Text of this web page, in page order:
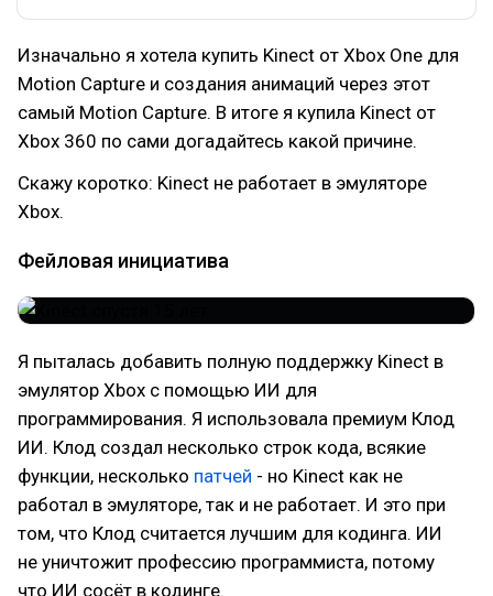
Изначально я хотела купить Kinect от Xbox One для
Motion Capture и создания анимаций через этот
самый Motion Capture. В итоге я купила Kinect от
Xbox 360 по сами догадайтесь какой причине.
Скажу коротко: Kinect не работает в эмуляторе
Xbox.
Фейловая инициатива
Я пыталась добавить полную поддержку Kinect в
эмулятор Xbox с помощью ИИ для
программирования. Я использовала премиум Клод
ИИ. Клод создал несколько строк кода, всякие
функции, несколько патчей - но Kinect как не
работал в эмуляторе, так и не работает. И это при
том, что Клод считается лучшим для кодинга. ИИ
не уничтожит профессию программиста, потому
что ИИ сосёт в кодинге.